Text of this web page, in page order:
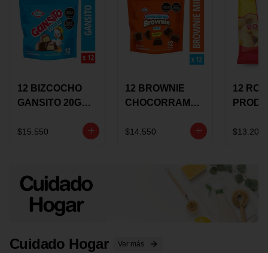
12 BIZCOCHO
GANSITO 20G
MERMELADA
$15.550
12 BROWNIE
CHOCORRAMO
X 20 GRS
$14.550
12
X 15
$13.200
Cuidado Hogar Ver más